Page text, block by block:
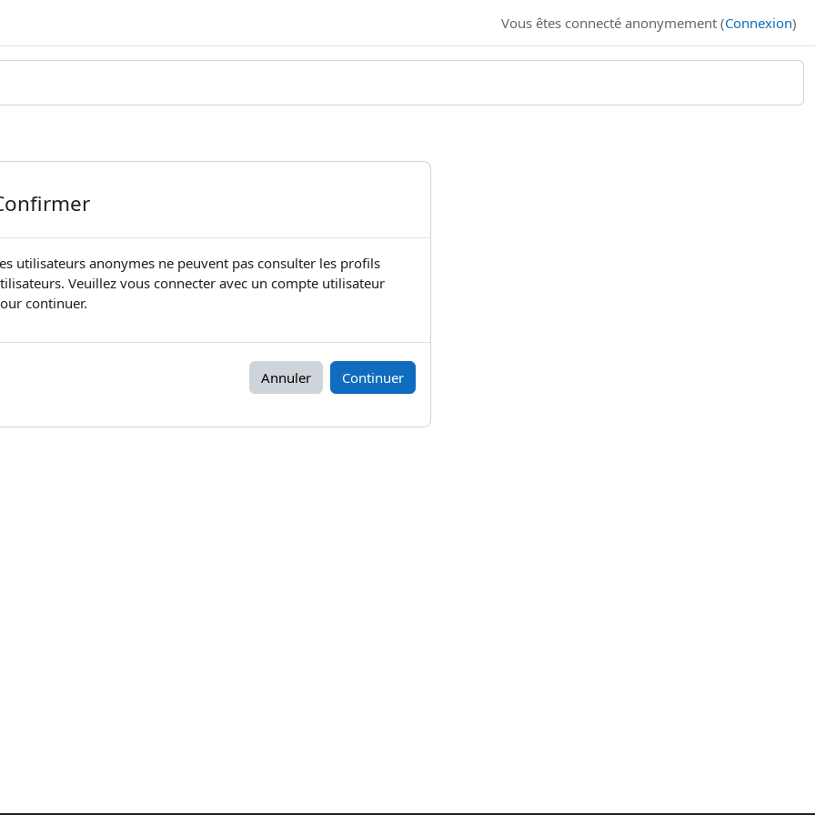
Vous êtes connecté anonymement (Connexion)
utilisateurs anonymes ne peuvent pas consulter les profils
Veuillez vous connecter avec un compte utilisateur
continuer.
Annuler Continuer